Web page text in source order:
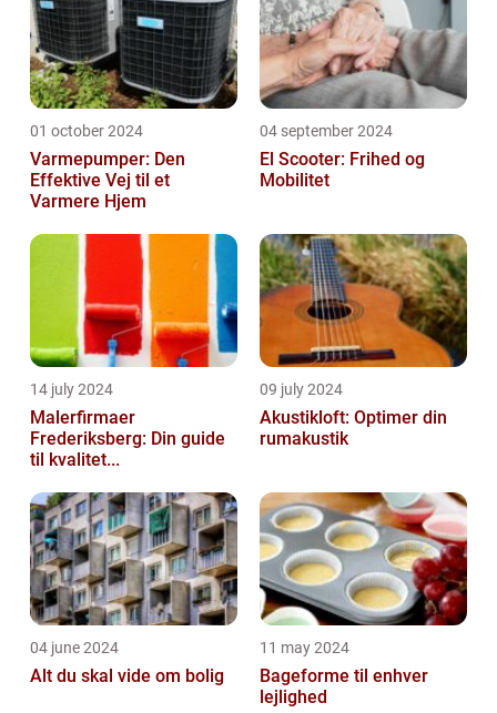
01 october 2024
Varmepumper: Den
Effektive Vej til et
Varmere Hjem
04 september 2024
El Scooter: Frihed og
Mobilitet
14 july 2024
Malerfirmaer
Frederiksberg: Din guide
til kvalitet...
09 july 2024
Akustikloft: Optimer din
rumakustik
04 june 2024
Alt du skal vide om bolig
11 may 2024
Bageforme til enhver
lejlighed